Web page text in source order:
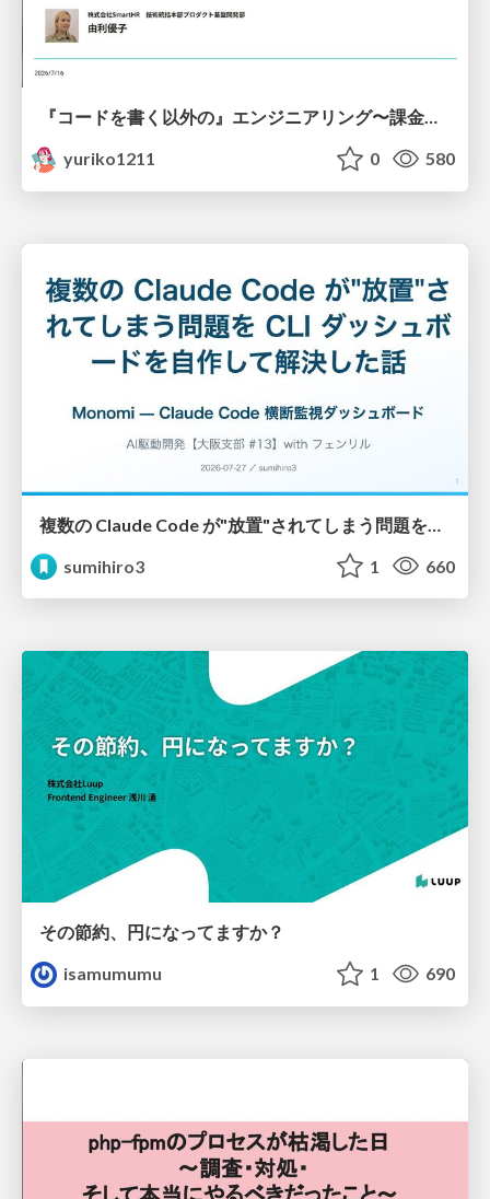
『コードを書く以外の』エンジニアリング〜課金基盤移行プロジェクト推進のためのTips4選
yuriko1211
0 580
sumihiro3
1 660
その節約、円になってますか？
isamumumu
1 690